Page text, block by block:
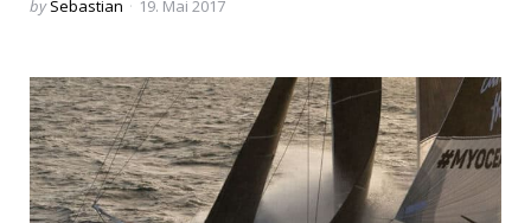
Posted
by Sebastian 19. Mai 2017